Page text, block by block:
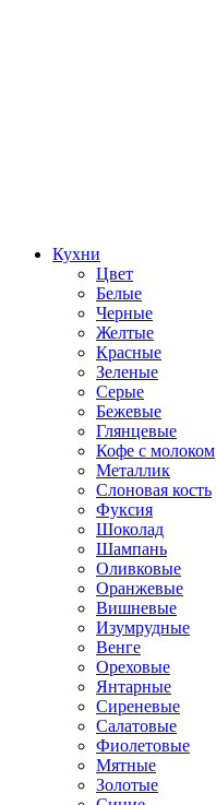
Кухни
Цвет
Белые
Черные
Желтые
Красные
Зеленые
Серые
Бежевые
Глянцевые
Кофе с молоком
Металлик
Слоновая кость
Фуксия
Шоколад
Шампань
Оливковые
Оранжевые
Вишневые
Изумрудные
Венге
Ореховые
Янтарные
Сиреневые
Салатовые
Фиолетовые
Мятные
Золотые